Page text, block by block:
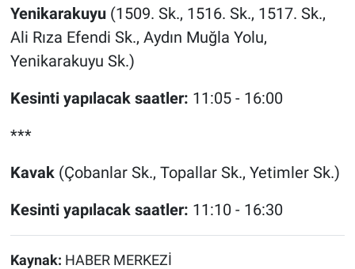
Yenikarakuyu(1509. Sk., 1516. Sk., 1517. Sk.,
Ali Rıza Efendi Sk., Aydın Muğla Yolu,
Yenikarakuyu Sk.)
Kesinti yapılacak saatler: 11:05 - 16:00
***
Kavak(Çobanlar Sk., Topallar Sk., Yetimler Sk.)
Kesinti yapılacak saatler: 11:10 - 16:30
Kaynak: HABER MERKEZİ